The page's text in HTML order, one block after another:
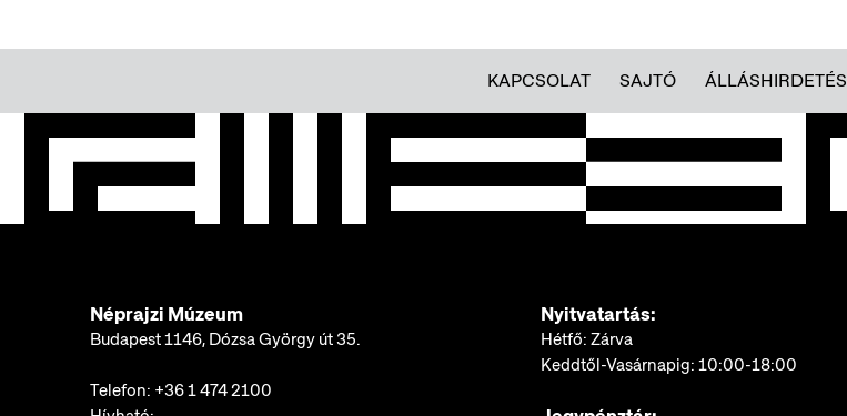
KAPCSOLAT SAJTÓ ÁLLÁSHIRDETÉS
Néprajzi Múzeum
Budapest 1146, Dózsa György út 35.
Telefon: +36 1 474 2100
Nyitvatartás:
Hétfő: Zárva
Keddtől-Vasárnapig: 10:00-18:00